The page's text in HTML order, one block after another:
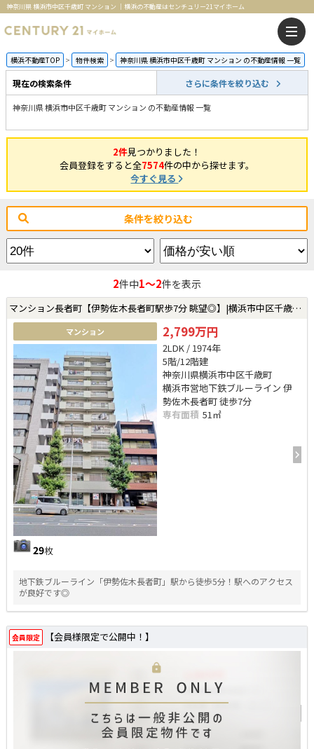
神奈川県 横浜市中区千歳町 マンション ｜横浜の不動産はセンチュリー21マイホーム
横浜不動産TOP 物件検索 神奈川県 横浜市中区千歳町 マンション の不動産情報 一覧
現在の検索条件 さらに条件を絞り込む
神奈川県 横浜市中区千歳町 マンション の不動産情報 一覧
2件見つかりました！
会員登録をすると全7574件の中から探せます。
今すぐ見る
条件を絞り込む
2件中1～2件を表示
マンション長者町【伊勢佐木長者町駅歩7分 眺望◎】|横浜市中区千歳町の中古マンション
マンション
29枚
2,799万円
2LDK / 1974年
5階/12階建
神奈川県横浜市中区千歳町
横浜市営地下鉄ブルーライン 伊
勢佐木長者町 徒歩7分
専有面積 51㎡
地下鉄ブルーライン「伊勢佐木長者町」駅から徒歩5分！駅へのアクセス
が良好です◎
会員限定 【会員様限定で公開中！】